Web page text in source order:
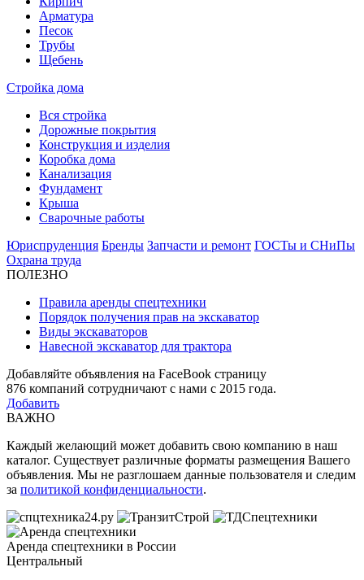
Арматура
Песок
Трубы
Щебень
Стройка дома
Вся стройка
Дорожные покрытия
Конструкция и изделия
Коробка дома
Канализация
Фундамент
Крыша
Сварочные работы
Юриспруденция Бренды Запчасти и ремонт ГОСТы и СНиПы
Охрана труда
ПОЛЕЗНО
Правила аренды спецтехники
Порядок получения прав на экскаватор
Виды экскаваторов
Навесной экскаватор для трактора
Добавляйте объявления на FaceBook страницу
876 компаний сотрудничают с нами с 2015 года.
Добавить
ВАЖНО
Каждый желающий может добавить свою компанию в наш
каталог. Существует различные форматы размещения Вашего
объявления. Мы не разглошаем данные пользователя и следим
за политикой конфиденциальности.
Аренда спецтехники в России
Центральный